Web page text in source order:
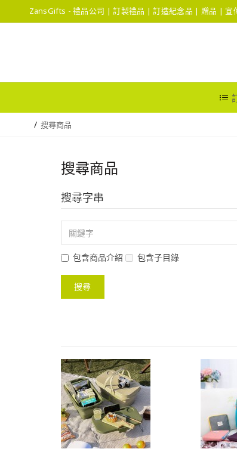
ZansGifts - 禮品公司 | 訂製禮品 | 訂造紀念品 | 贈品 | 宣
搜尋商品
搜尋商品
搜尋字串
包含商品介紹 包含子目錄